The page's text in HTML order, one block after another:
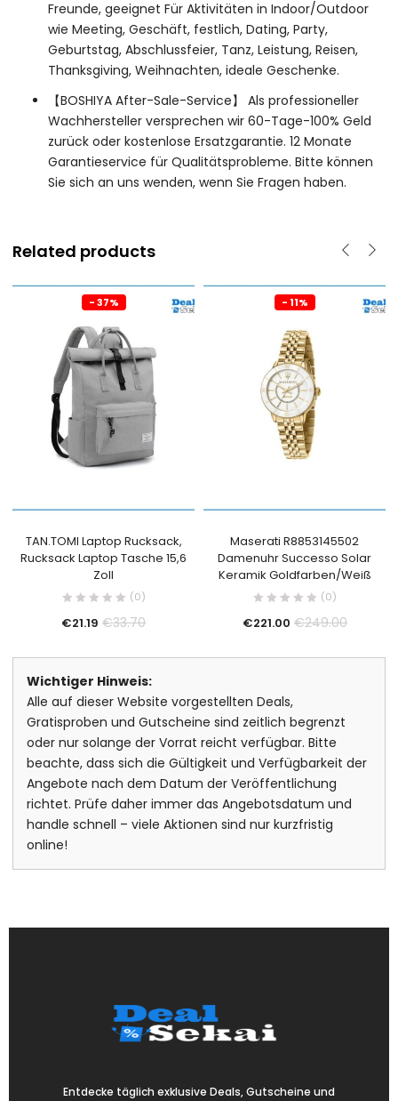
Freunde, geeignet Für Aktivitäten in Indoor/Outdoor
wie Meeting, Geschäft, festlich, Dating, Party,
Geburtstag, Abschlussfeier, Tanz, Leistung, Reisen,
Thanksgiving, Weihnachten, ideale Geschenke.
【BOSHIYA After-Sale-Service】 Als professioneller
Wachhersteller versprechen wir 60-Tage-100% Geld
zurück oder kostenlose Ersatzgarantie. 12 Monate
Garantieservice für Qualitätsprobleme. Bitte können
Sie sich an uns wenden, wenn Sie Fragen haben.
Related products
- 37%
TAN.TOMI Laptop Rucksack,
Rucksack Laptop Tasche 15,6
Zoll
(0)
€21.19 €33.70
- 11%
Maserati R8853145502
Damenuhr Successo Solar
Keramik Goldfarben/Weiß
(0)
€221.00 €249.00
Wichtiger Hinweis:
Alle auf dieser Website vorgestellten Deals,
Gratisproben und Gutscheine sind zeitlich begrenzt
oder nur solange der Vorrat reicht verfügbar. Bitte
beachte, dass sich die Gültigkeit und Verfügbarkeit der
Angebote nach dem Datum der Veröffentlichung
richtet. Prüfe daher immer das Angebotsdatum und
handle schnell – viele Aktionen sind nur kurzfristig
online!
Entdecke täglich exklusive Deals, Gutscheine und